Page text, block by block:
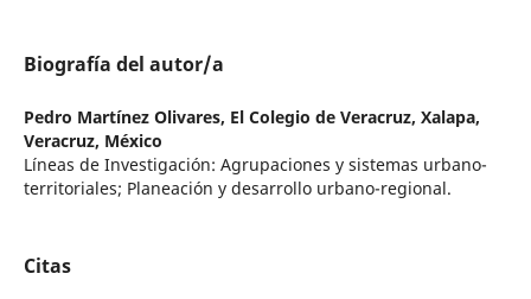
Biografía del autor/a
Pedro Martínez Olivares, El Colegio de Veracruz, Xalapa,
Veracruz, México
Líneas de Investigación: Agrupaciones y sistemas urbano-
territoriales; Planeación y desarrollo urbano-regional.
Citas